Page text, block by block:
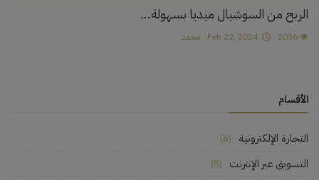
الربح من السوشيال ميديا بسهولة...
محمد
الأقسام
التجارة الإلكترونية (6)
التسويق عبر الإنترنت (5)